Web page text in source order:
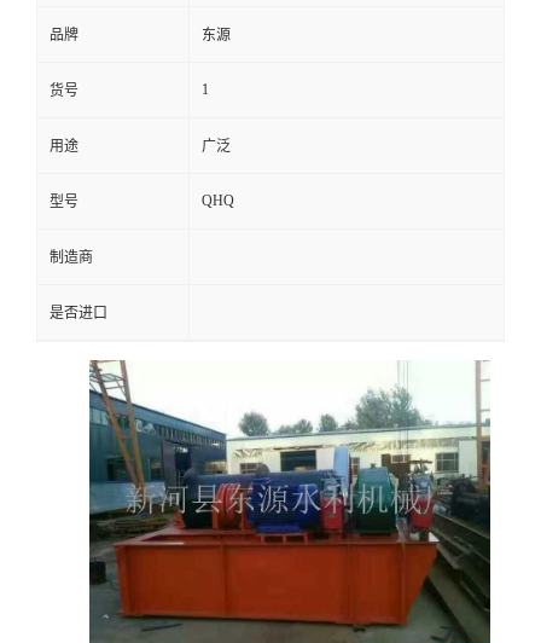
品牌 东源
货号 1
用途 广泛
型号 QHQ
制造商
是否进口